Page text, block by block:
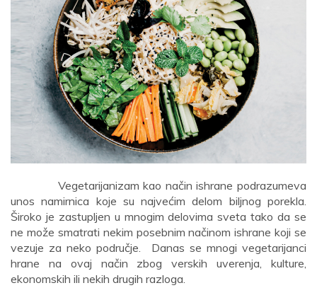
Vegetarijanizam kao način ishrane podrazumeva
unos namirnica koje su najvećim delom biljnog porekla.
Široko je zastupljen u mnogim delovima sveta tako da se
ne može smatrati nekim posebnim načinom ishrane koji se
vezuje za neko područje. Danas se mnogi vegetarijanci
hrane na ovaj način zbog verskih uverenja, kulture,
ekonomskih ili nekih drugih razloga.